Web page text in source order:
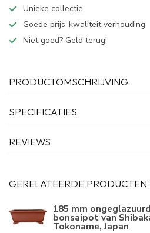
Unieke collectie
Goede prijs-kwaliteit verhouding
Niet goed? Geld terug!
PRODUCTOMSCHRIJVING
SPECIFICATIES
REVIEWS
GERELATEERDE PRODUCTEN
185 mm
bonsaipot van
Tokoname, Japan